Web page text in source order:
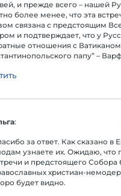
и прежде всего – нашей
более менее, что эта
связана с предстоящим
и подтверждает, что у
отношения с
папу” –
:
за ответ. Как сказано в
узнаете их. Ожидаю, что
и предстоящего Собора
христиан-
будет видно.